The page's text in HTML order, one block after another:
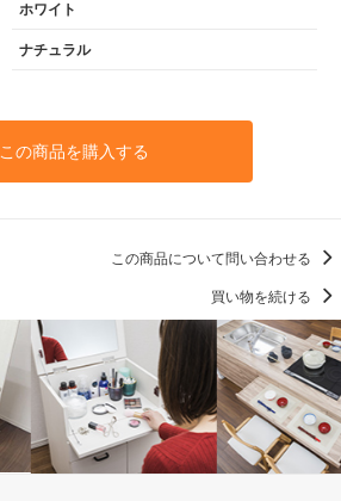
ホワイト
ナチュラル
この商品を購入する
この商品について問い合わせる
買い物を続ける